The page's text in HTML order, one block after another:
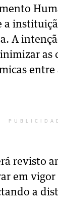
a
A
as
entre
revisto
em vigor
a